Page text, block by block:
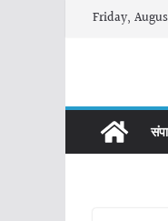
Friday,